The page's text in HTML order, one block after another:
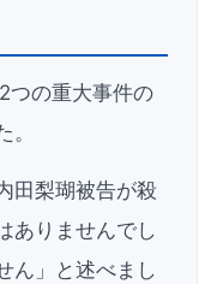
つの重大事件の
田梨瑚被告が殺
ありませんでし
ん」と述べまし